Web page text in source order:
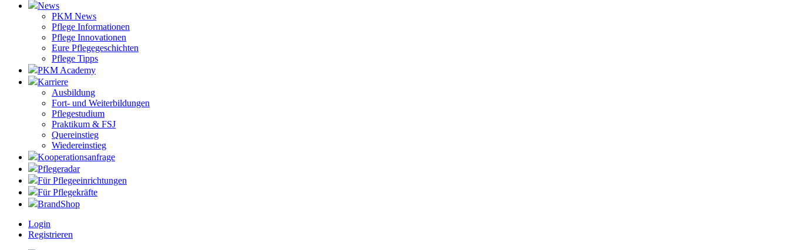
News
PKM News
Pflege Informationen
Pflege Innovationen
Eure Pflegegeschichten
Pflege Tipps
PKM Academy
Karriere
Ausbildung
Fort- und Weiterbildungen
Pflegestudium
Praktikum & FSJ
Quereinstieg
Wiedereinstieg
Kooperationsanfrage
Pflegeradar
Für Pflegeeinrichtungen
Für Pflegekräfte
BrandShop
Login
Registrieren